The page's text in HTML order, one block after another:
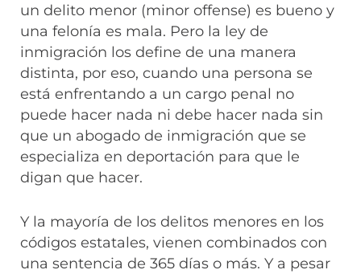
un delito menor (minor offense) es bueno y
una felonía es mala. Pero la ley de
inmigración los define de una manera
distinta, por eso, cuando una persona se
está enfrentando a un cargo penal no
puede hacer nada ni debe hacer nada sin
que un abogado de inmigración que se
especializa en deportación para que le
digan que hacer.
Y la mayoría de los delitos menores en los
códigos estatales, vienen combinados con
una sentencia de 365 días o más. Y a pesar